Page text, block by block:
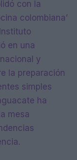
con la
colombiana’
en una
y
la preparación
simples
ha
mesa